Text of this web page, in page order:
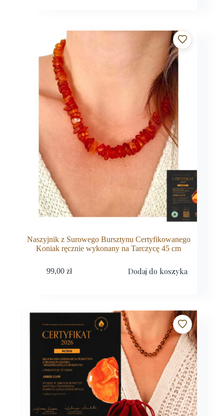
Naszyjnik z Surowego Bursztynu Certyfikowanego
Koniak ręcznie wykonany na Tarczycę 45 cm
99,00zł Dodaj do koszyka